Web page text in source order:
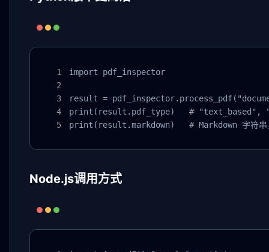
import pdf_inspector
result =
print(result.pdf_type)   # "text_based",
print(result.markdown)   # Markdown 字符串
Node.js调用方式